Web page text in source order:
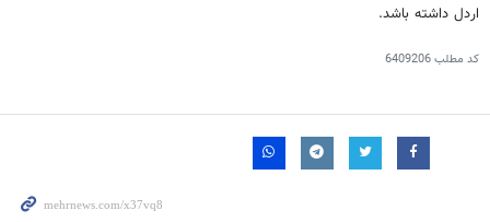
اردل داشته باشد.
کد مطلب6409206